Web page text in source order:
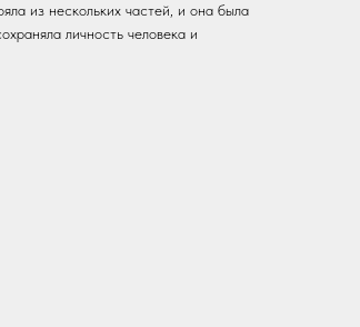
из нескольких частей, и она была
личность человека и